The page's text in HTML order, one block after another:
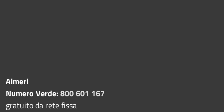
Aimeri
Numero Verde:800 601 167
gratuito da rete fissa